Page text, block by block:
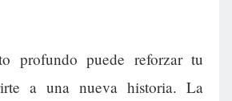
profundo puede reforzar tu
a una nueva historia. La